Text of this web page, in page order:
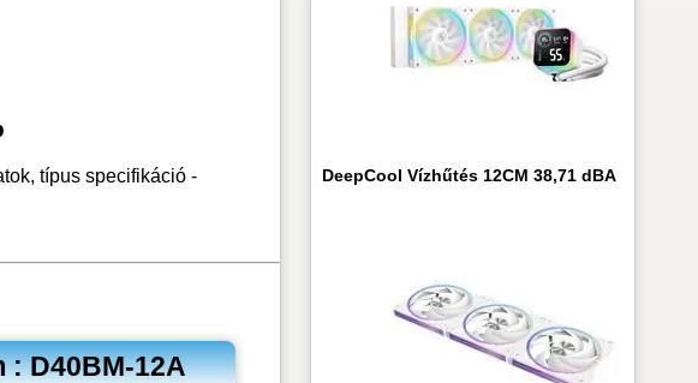
típus specifikáció -
: D40BM-12A
DeepCool Vízhűtés 12CM 38,71 dBA